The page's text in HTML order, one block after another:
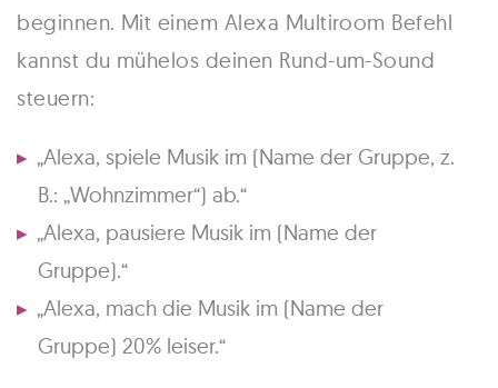
beginnen. Mit einem Alexa Multiroom Befehl
kannst du mühelos deinen Rund-um-Sound
steuern:
„Alexa, spiele Musik im (Name der Gruppe, z.
B.: „Wohnzimmer“) ab.“
„Alexa, pausiere Musik im (Name der
Gruppe).“
„Alexa, mach die Musik im (Name der
Gruppe) 20% leiser.“